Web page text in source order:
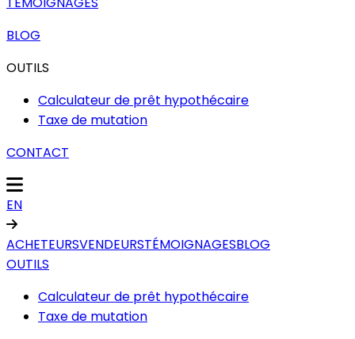
BLOG
OUTILS
Calculateur de prêt hypothécaire
Taxe de mutation
CONTACT
EN
ACHETEURSVENDEURSTÉMOIGNAGESBLOG
OUTILS
Calculateur de prêt hypothécaire
Taxe de mutation